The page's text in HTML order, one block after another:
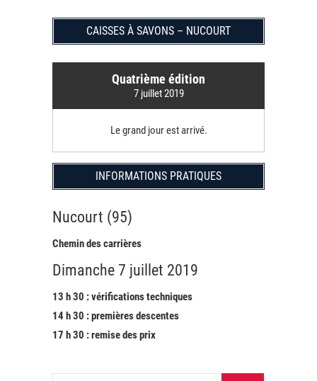
CAISSES À SAVONS – NUCOURT
Quatrième édition
7 juillet 2019
Le grand jour est arrivé.
INFORMATIONS PRATIQUES
Nucourt (95)
Chemin des carrières
Dimanche 7 juillet 2019
13 h 30 : vérifications techniques
14 h 30 : premières descentes
17 h 30 : remise des prix